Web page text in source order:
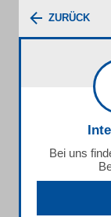
ZURÜCK
Bei uns